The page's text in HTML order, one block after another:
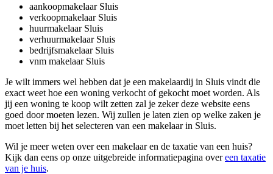
aankoopmakelaar Sluis
verkoopmakelaar Sluis
huurmakelaar Sluis
verhuurmakelaar Sluis
bedrijfsmakelaar Sluis
vnm makelaar Sluis
Je wilt immers wel hebben dat je een makelaardij in Sluis vindt die
exact weet hoe een woning verkocht of gekocht moet worden. Als
jij een woning te koop wilt zetten zal je zeker deze website eens
goed door moeten lezen. Wij zullen je laten zien op welke zaken je
moet letten bij het selecteren van een makelaar in Sluis.
Wil je meer weten over een makelaar en de taxatie van een huis?
Kijk dan eens op onze uitgebreide informatiepagina overeen taxatie
van je huis.